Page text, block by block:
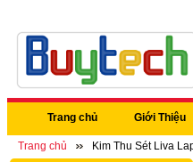
Trang chủ Giới Thiệu
Trang chủ Kim Thu Sét Liva